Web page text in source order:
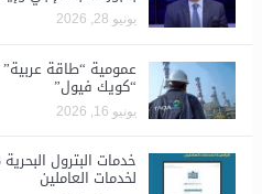
يونيو 28, 2026
​عمومية “طاقة
“كويك فيول”
يونيو 16, 2026
لخدمات العاملين